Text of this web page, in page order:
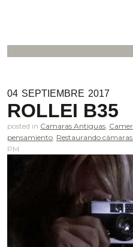
04 SEPTIEMBRE 2017
ROLLEI B35
posted in Camaras Antiguas,
pensamiento, Restaurando
PM